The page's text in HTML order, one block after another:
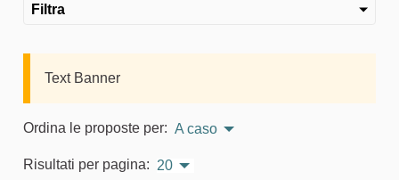
Filtra
Text Banner
Ordina le proposte per: A caso
Risultati per pagina: 20